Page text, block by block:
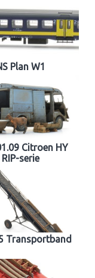
Plan W1
Citroen HY
RIP-serie
Transportband